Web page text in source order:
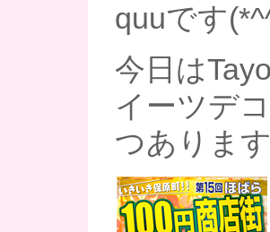
quuです
今日は
イーツデ
つありま